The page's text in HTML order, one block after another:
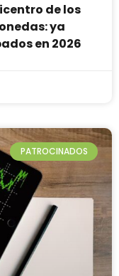
de los
ya
en 2026
PATROCINADOS